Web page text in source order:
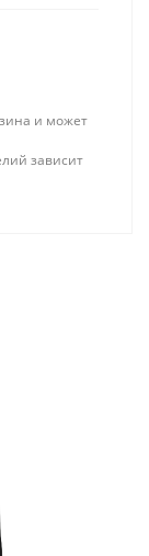
и может
зависит